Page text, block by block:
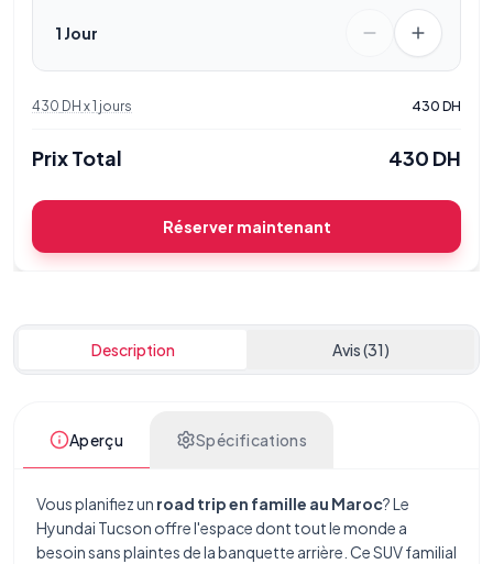
1 Jour
430 DH x1 jours 430 DH
Prix Total 430 DH
Réserver maintenant
Description Avis (31)
Aperçu Spécifications
Vous planifiez un road trip en famille au Maroc? Le
Hyundai Tucson offre l'espace dont tout le monde a
besoin sans plaintes de la banquette arrière. Ce SUV familial